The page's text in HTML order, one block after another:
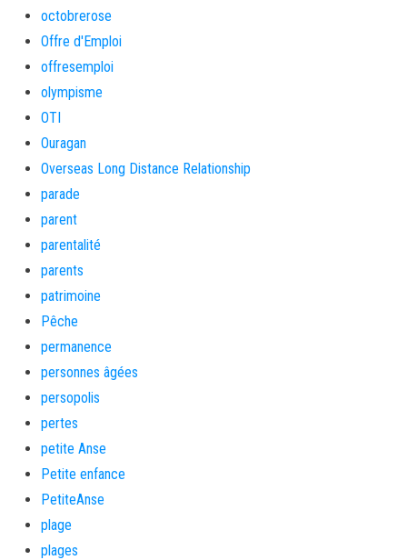
octobrerose
Offre d'Emploi
offresemploi
olympisme
OTI
Ouragan
Overseas Long Distance Relationship
parade
parent
parentalité
parents
patrimoine
Pêche
permanence
personnes âgées
persopolis
pertes
petite Anse
Petite enfance
PetiteAnse
plage
plages